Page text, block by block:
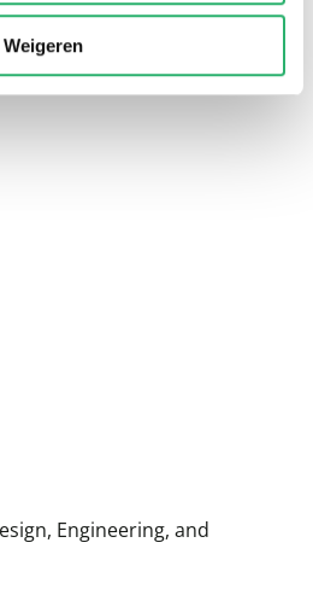
Weigeren
Engineering, and